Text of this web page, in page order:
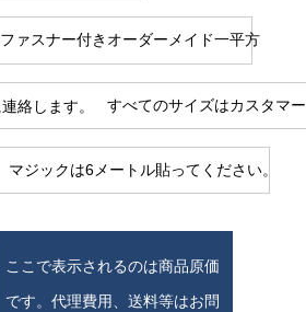
ファスナー付きオーダーメイド一平方
すべてのサイズはカスタマ
マジックは6メートル貼ってください。
ここで表示されるのは商品原価
です。代理費用、送料等はお問